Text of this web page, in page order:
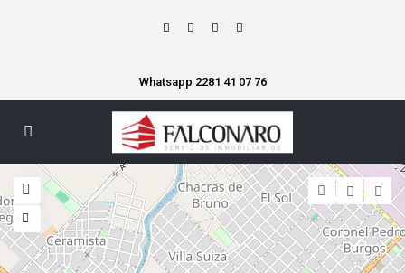
Whatsapp 2281 41 07 76